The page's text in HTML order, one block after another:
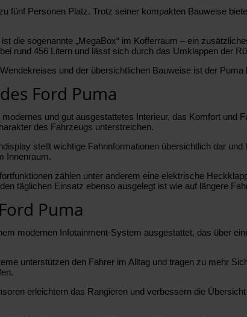
fünf Personen Platz. Trotz seiner kompakten Bauweise
die sogenannte „MegaBox“ im Kofferraum – ein
rund 456 Litern und lässt sich durch das Umklappen der
und der übersichtlichen Bauweise ist der
Ford Puma
und gut ausgestattetes Interieur, das Komfort
des Fahrzeugs unterstreichen.
stellt wichtige Fahrinformationen übersichtlich dar
Innenraum.
zählen unter anderem eine elektrische
täglichen Einsatz ebenso ausgelegt ist wie auf längere
Puma
modernen Infotainment-System ausgestattet, das über
unterstützen den Fahrer im Alltag und tragen zu mehr
erleichtern das Rangieren und verbessern die